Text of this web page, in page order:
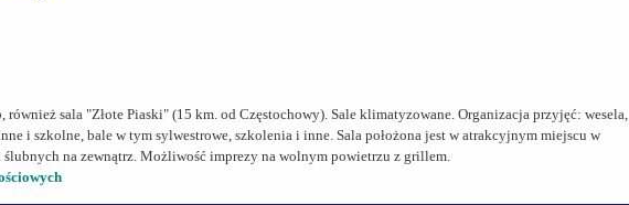
sala "Złote Piaski" (15 km. od Częstochowy). Sale klimatyzowane. Organizacja przyjęć: wesela,
i szkolne, bale w tym sylwestrowe, szkolenia i inne. Sala położona jest w atrakcyjnym miejscu w
na zewnątrz. Możliwość imprezy na wolnym powietrzu z grillem.